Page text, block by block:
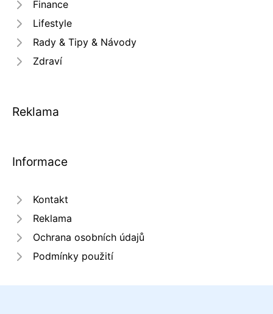
Finance
Lifestyle
Rady & Tipy & Návody
Zdraví
Reklama
Informace
Kontakt
Reklama
Ochrana osobních údajů
Podmínky použití